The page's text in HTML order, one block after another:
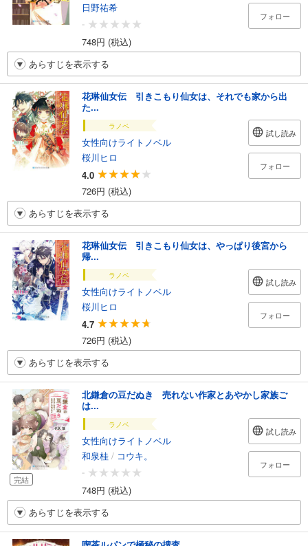
日野祐希
-
748円 (税込)
フォロー
あらすじを表示する
花琳仙女伝 引きこもり仙女は、それでも家から出
た...
ラノベ
女性向けライトノベル
桜川ヒロ
4.0
726円 (税込)
試し読み
フォロー
あらすじを表示する
花琳仙女伝 引きこもり仙女は、やっぱり後宮から
帰...
ラノベ
女性向けライトノベル
桜川ヒロ
4.7
726円 (税込)
試し読み
フォロー
あらすじを表示する
完結
北鎌倉の豆だぬき 売れない作家とあやかし家族ご
は...
ラノベ
女性向けライトノベル
和泉桂 / コウキ。
-
748円 (税込)
試し読み
フォロー
あらすじを表示する